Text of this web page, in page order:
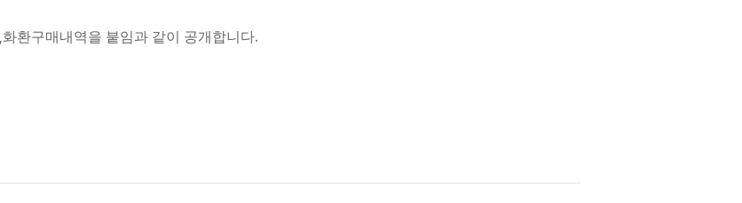
화환구매내역을 붙임과 같이 공개합니다.